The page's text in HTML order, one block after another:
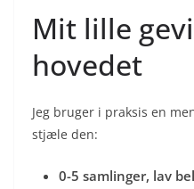
Mit lille
hovedet
Jeg bruger i praksis en
stjæle den:
0-5 samlinger, lav